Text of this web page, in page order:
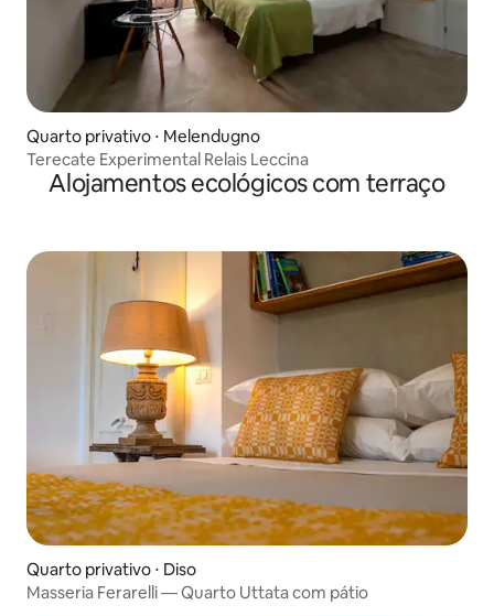
Quarto privativo ⋅ Melendugno
Terecate Experimental Relais Leccina
Alojamentos ecológicos com terraço
Quarto privativo ⋅ Diso
Masseria Ferarelli — Quarto Uttata com pátio